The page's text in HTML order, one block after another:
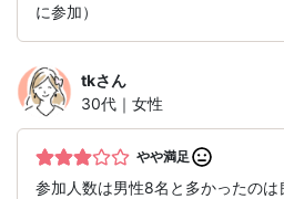
に参加）
tkさん
30代｜女性
やや満足
参加人数は男性8名と多かったの